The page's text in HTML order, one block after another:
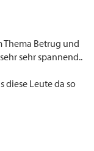
Thema Betrug und
sehr spannend..
diese Leute da so